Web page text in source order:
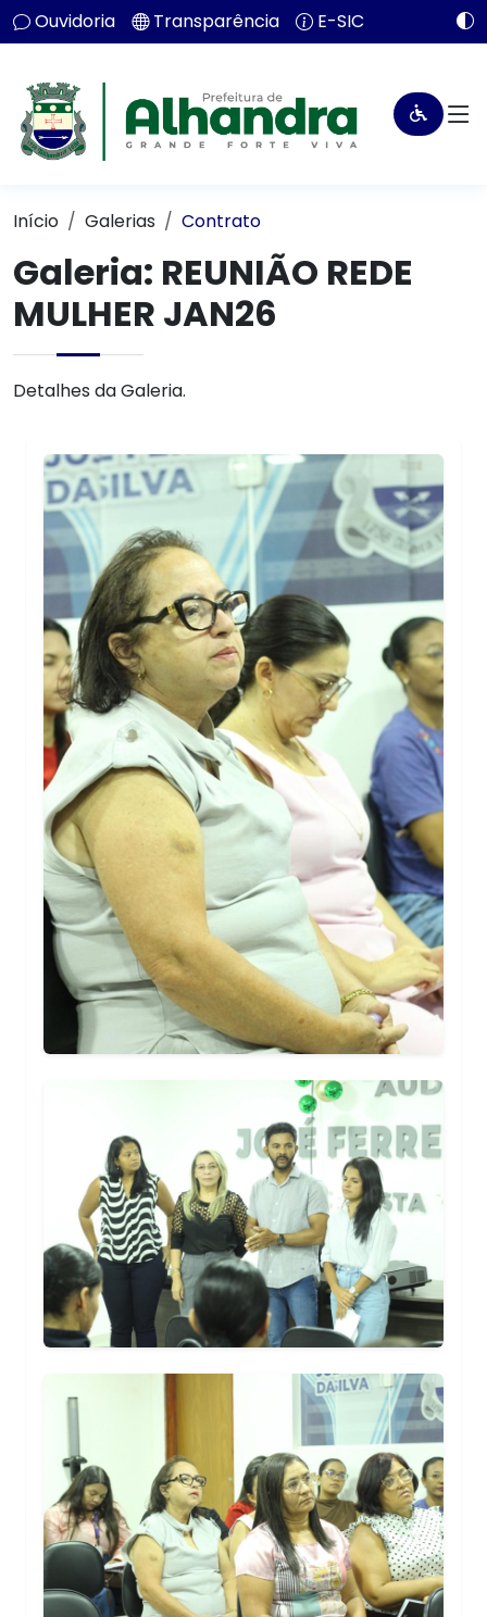
Ouvidoria Transparência E-SIC
Início Galerias Contrato
Galeria: REUNIÃO REDE
MULHER JAN26
Detalhes da Galeria.